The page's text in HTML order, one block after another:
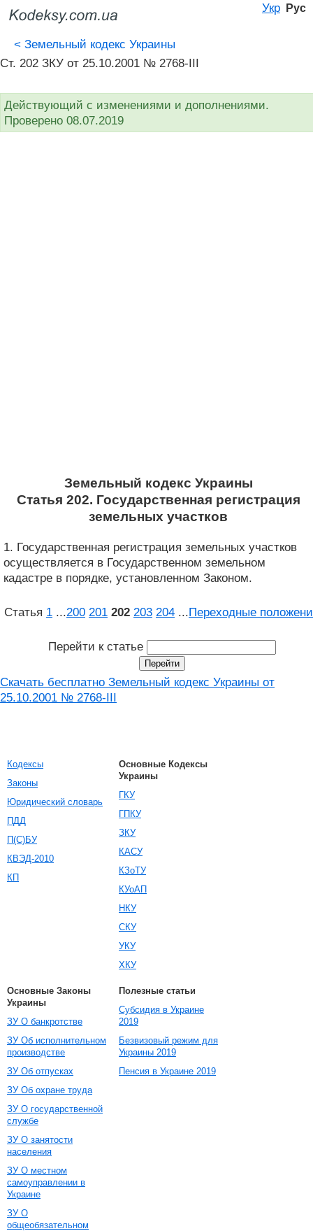
Укр Рус
< Земельный кодекс Украины
Ст. 202 ЗКУ от 25.10.2001 № 2768-III
Действующий с изменениями и дополнениями.
Проверено 08.07.2019
Земельный кодекс Украины
Статья 202. Государственная регистрация
земельных участков
1. Государственная регистрация земельных участков
осуществляется в Государственном земельном
кадастре в порядке, установленном Законом.
Статья 1 ...200 201 202 203 204 ...Переходные
Перейти к статье
Скачать бесплатно Земельный кодекс Украины от
25.10.2001 № 2768-III
Кодексы
Законы
Юридический словарь
ПДД
П(С)БУ
КВЭД-2010
КП
Основные Кодексы
Украины
ГКУ
ГПКУ
ЗКУ
КАСУ
КЗоТУ
КУоАП
НКУ
СКУ
УКУ
ХКУ
Основные Законы
Украины
ЗУ О банкротстве
ЗУ Об исполнительном
производстве
ЗУ Об отпусках
ЗУ Об охране труда
ЗУ О государственной
службе
ЗУ О занятости
населения
ЗУ О местном
самоуправлении в
Украине
ЗУ О
общеобязательном
Полезные статьи
Субсидия в Украине
2019
Безвизовый режим для
Украины 2019
Пенсия в Украине 2019